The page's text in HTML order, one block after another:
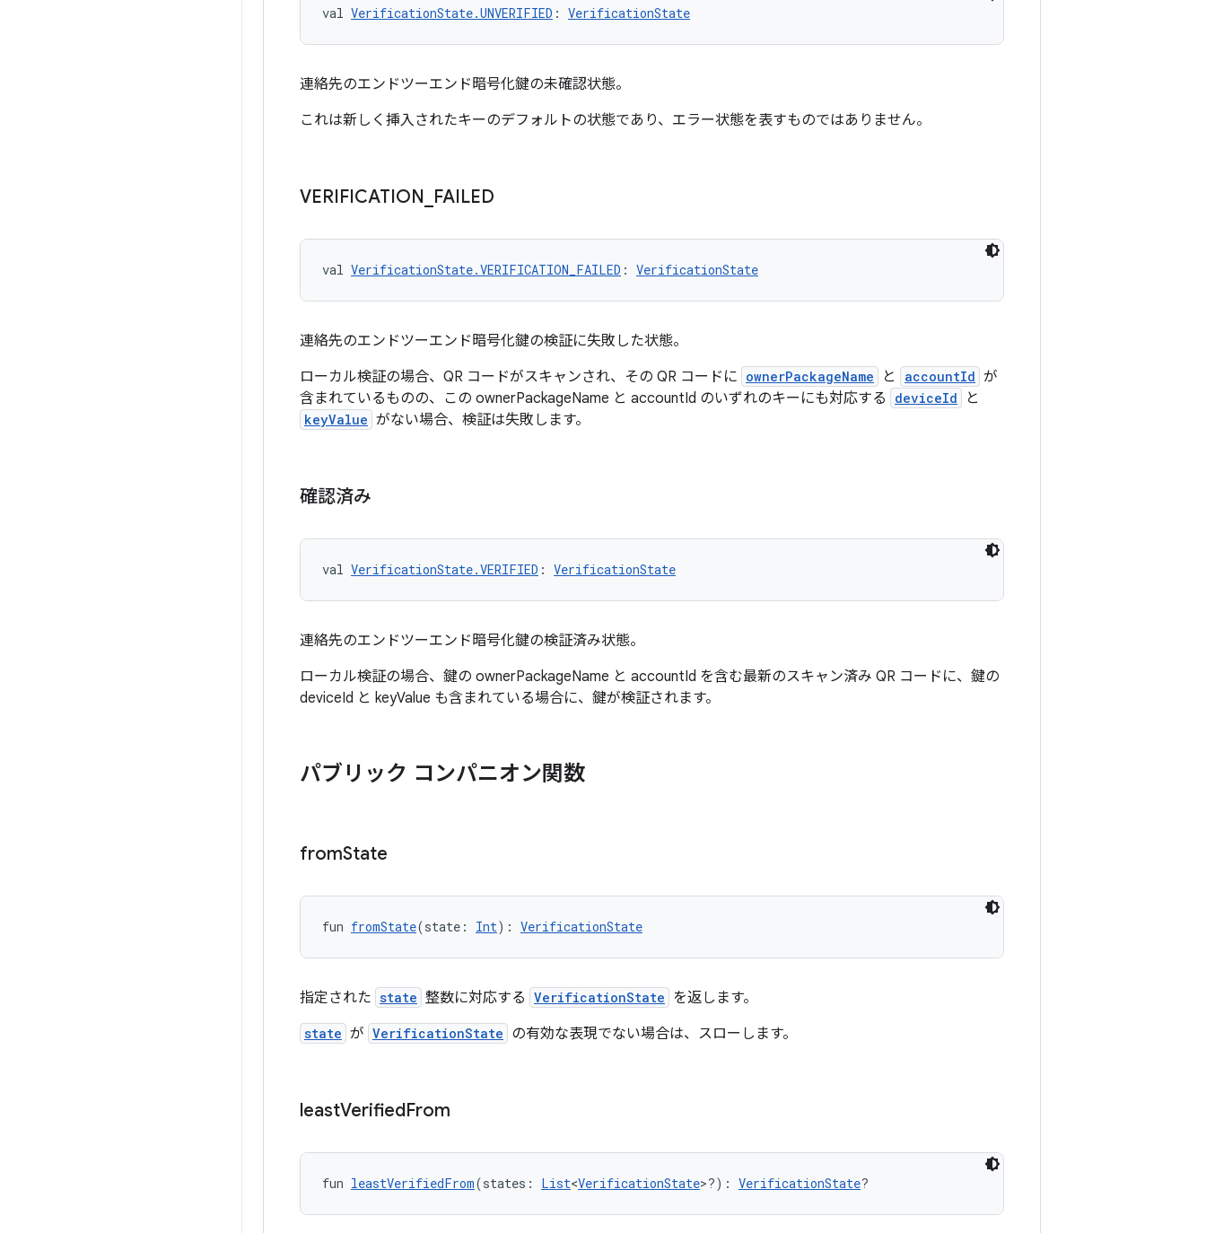
val VerificationState.UNVERIFIED : VerificationState
連絡先のエンドツーエンド暗号化鍵の未確認状態。
これは新しく挿入されたキーのデフォルトの状態であり、エラー状態を表すものではありません。
VERIFICATION FAILED
val VerificationState.VERIFICATION_FAILED : VerificationState
連絡先のエンドツーエンド暗号化鍵の検証に失敗した状態。
ローカル検証の場合、QR コードがスキャンされ、その QR コードに ownerPackageName と accountId が
含まれているものの、この ownerPackageName と accountId のいずれのキーにも対応する
deviceId と
keyValue がない場合、検証は失敗します。
確認済み
val VerificationState.VERIFIED : VerificationState
連絡先のエンドツーエンド暗号化鍵の検証済み状態。
ローカル検証の場合、鍵の ownerPackageName と accountId を含む最新のスキャン済み QR コードに、鍵の
deviceId と keyValue も含まれている場合に、鍵が検証されます。
パブリック コンパニオン関数
fromState
fun fromState(state: Int): VerificationState
指定された state 整数に対応する VerificationState を返します。
state が VerificationState の有効な表現でない場合は、スローします。
leastVerifiedFrom
fun leastVerifiedFrom(states: List<VerificationState>?): VerificationState?